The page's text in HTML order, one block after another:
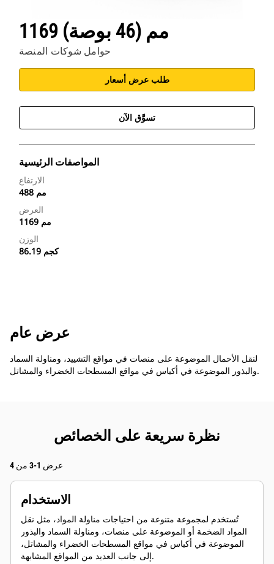
1169 مم (46 بوصة)
حوامل شوكات المنصة
طلب عرض أسعار
تسوَّق الآن
المواصفات الرئيسية
الارتفاع
488 مم
العرض
1169 مم
الوزن
86.19 كجم
عرض عام
لنقل الأحمال الموضوعة على منصات في مواقع التشييد، ومناولة السماد
والبذور الموضوعة في أكياس في مواقع المسطحات الخضراء والمشاتل.
نظرة سريعة على الخصائص
عرض 1-3 من 4
الاستخدام
تُستخدم لمجموعة متنوعة من احتياجات مناولة المواد، مثل نقل
المواد الضخمة أو الموضوعة على منصات، ومناولة السماد والبذور
الموضوعة في أكياس في مواقع المسطحات الخضراء والمشاتل،
إلى جانب العديد من المواقع المشابهة.